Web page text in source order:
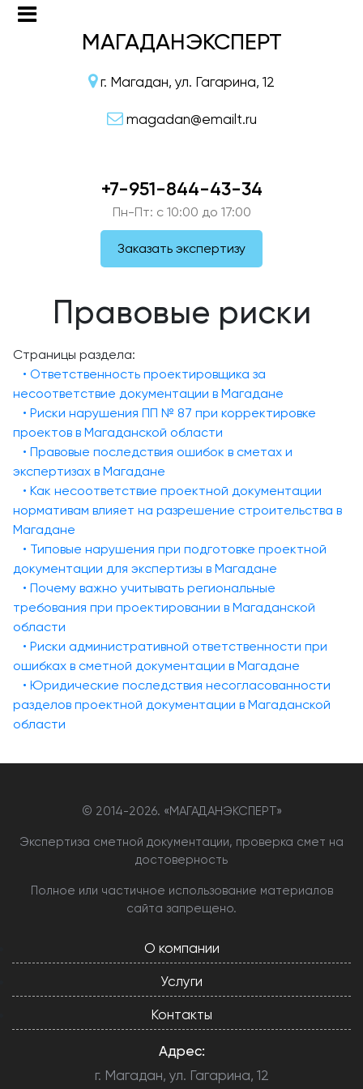
МАГАДАНЭКСПЕРТ
г. Магадан, ул. Гагарина, 12
magadan@emailt.ru
+7-951-844-43-34
Пн-Пт: c 10:00 до 17:00
Заказать экспертизу
Правовые риски
Страницы раздела:
• Ответственность проектировщика за
несоответствие документации в Магадане
• Риски нарушения ПП № 87 при корректировке
проектов в Магаданской области
• Правовые последствия ошибок в сметах и
экспертизах в Магадане
• Как несоответствие проектной документации
нормативам влияет на разрешение строительства в
Магадане
• Типовые нарушения при подготовке проектной
документации для экспертизы в Магадане
• Почему важно учитывать региональные
требования при проектировании в Магаданской
области
• Риски административной ответственности при
ошибках в сметной документации в Магадане
• Юридические последствия несогласованности
разделов проектной документации в Магаданской
области
© 2014-2026. «МАГАДАНЭКСПЕРТ»
Экспертиза сметной документации, проверка смет на
достоверность
Полное или частичное использование материалов
сайта запрещено.
О компании
Услуги
Контакты
Адрес:
г. Магадан, ул. Гагарина, 12